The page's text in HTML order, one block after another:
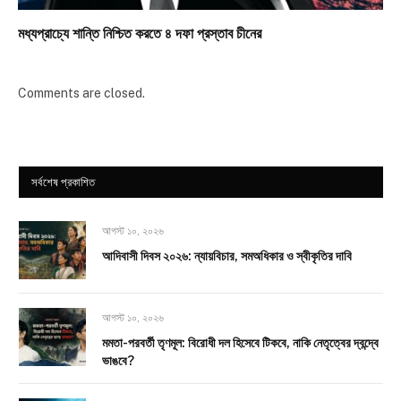
মধ্যপ্রাচ্যে শান্তি নিশ্চিত করতে ৪ দফা প্রস্তাব চীনের
Comments are closed.
সর্বশেষ প্রকাশিত
আগস্ট ১০, ২০২৬
আদিবাসী দিবস ২০২৬: ন্যায়বিচার, সমঅধিকার ও স্বীকৃতির দাবি
আগস্ট ১০, ২০২৬
মমতা-পরবর্তী তৃণমূল: বিরোধী দল হিসেবে টিকবে, নাকি নেতৃত্বের দ্বন্দ্বে
ভাঙবে?